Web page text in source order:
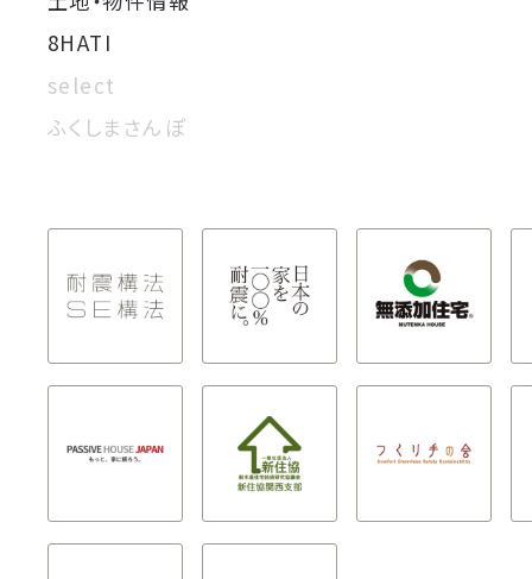
8HATI
select
ふくしまさんぽ